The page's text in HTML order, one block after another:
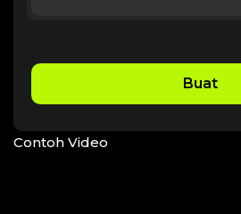
Buat
Contoh Video